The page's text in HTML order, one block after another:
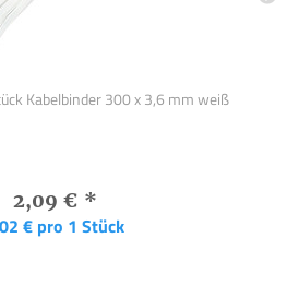
Kabelbinder 300 x 3,6 mm weiß
2,09 € *
€ pro 1 Stück